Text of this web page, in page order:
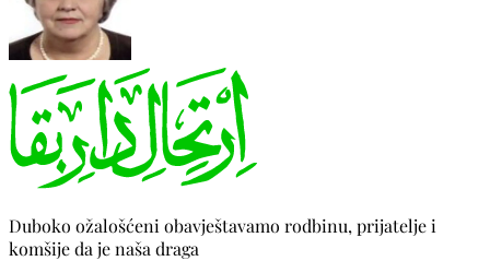
Duboko ožalošćeni obavještavamo rodbinu, prijatelje i
komšije da je naša draga